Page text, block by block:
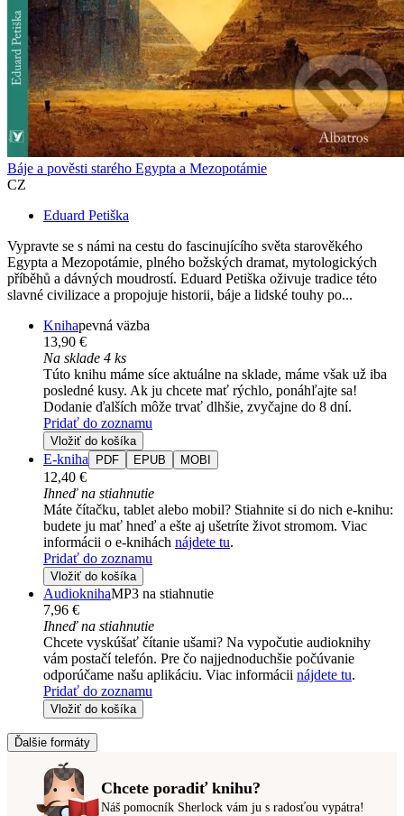
Báje a pověsti starého Egypta a Mezopotámie
CZ
Eduard Petiška
Vypravte se s námi na cestu do fascinujícího světa starověkého
Egypta a Mezopotámie, plného božských dramat, mytologických
příběhů a dávných moudrostí. Eduard Petiška oživuje tradice této
slavné civilizace a propojuje historii, báje a lidské touhy po...
Knihapevná väzba
13,90 €
Na sklade 4 ks
Túto knihu máme síce aktuálne na sklade, máme však už iba
posledné kusy. Ak ju chcete mať rýchlo, ponáhľajte sa!
Dodanie ďalších môže trvať dlhšie, zvyčajne do 8 dní.
Pridať do zoznamu
Vložiť do košíka
E-kniha PDF EPUB MOBI
12,40 €
Ihneď na stiahnutie
Máte čítačku, tablet alebo mobil? Stiahnite si do nich e-knihu:
budete ju mať hneď a ešte aj ušetríte život stromom. Viac
informácii o e-knihách nájdete tu.
Pridať do zoznamu
Vložiť do košíka
AudioknihaMP3 na stiahnutie
7,96 €
Ihneď na stiahnutie
Chcete vyskúšať čítanie ušami? Na vypočutie audioknihy
vám postačí telefón. Pre čo najjednoduchšie počúvanie
odporúčame našu aplikáciu. Viac informácii nájdete tu.
Pridať do zoznamu
Vložiť do košíka
Ďalšie formáty
Chcete poradiť knihu?
Náš pomocník Sherlock vám ju s radosťou vypátra!